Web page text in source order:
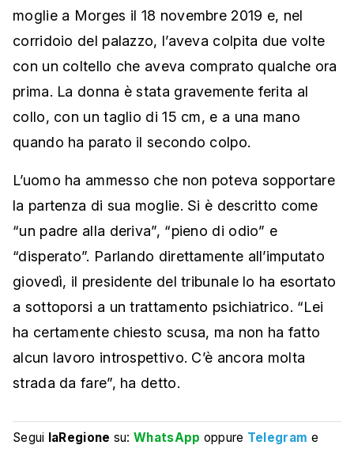
moglie a Morges il 18 novembre 2019 e, nel
corridoio del palazzo, l’aveva colpita due volte
con un coltello che aveva comprato qualche ora
prima. La donna è stata gravemente ferita al
collo, con un taglio di 15 cm, e a una mano
quando ha parato il secondo colpo.
L’uomo ha ammesso che non poteva sopportare
la partenza di sua moglie. Si è descritto come
“un padre alla deriva”, “pieno di odio” e
“disperato”. Parlando direttamente all’imputato
giovedì, il presidente del tribunale lo ha esortato
a sottoporsi a un trattamento psichiatrico. “Lei
ha certamente chiesto scusa, ma non ha fatto
alcun lavoro introspettivo. C’è ancora molta
strada da fare”, ha detto.
Segui laRegione su:WhatsApp oppure Telegram e